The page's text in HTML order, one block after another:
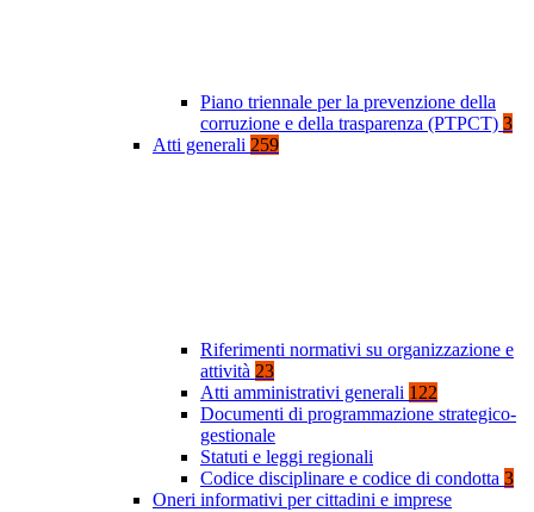
Piano triennale per la prevenzione della
corruzione e della trasparenza (PTPCT) 3
Atti generali 259
Riferimenti normativi su organizzazione e
attività 23
Atti amministrativi generali 122
Documenti di programmazione strategico-
gestionale
Statuti e leggi regionali
Codice disciplinare e codice di condotta 3
Oneri informativi per cittadini e imprese